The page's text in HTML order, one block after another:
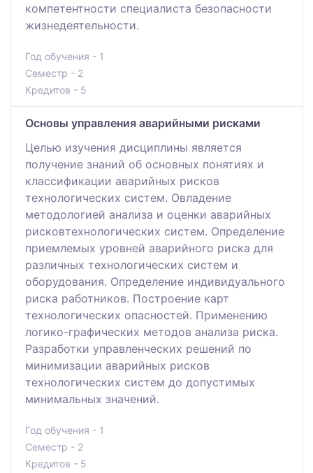
компетентности специалиста безопасности
жизнедеятельности.
Год обучения - 1
Семестр - 2
Кредитов - 5
Основы управления аварийными рисками
Целью изучения дисциплины является
получение знаний об основных понятиях и
классификации аварийных рисков
технологических систем. Овладение
методологией анализа и оценки аварийных
рисковтехнологических систем. Определение
приемлемых уровней аварийного риска для
различных технологических систем и
оборудования. Определение индивидуального
риска работников. Построение карт
технологических опасностей. Применению
логико-графических методов анализа риска.
Разработки управленческих решений по
минимизации аварийных рисков
технологических систем до допустимых
минимальных значений.
Год обучения - 1
Семестр - 2
Кредитов - 5